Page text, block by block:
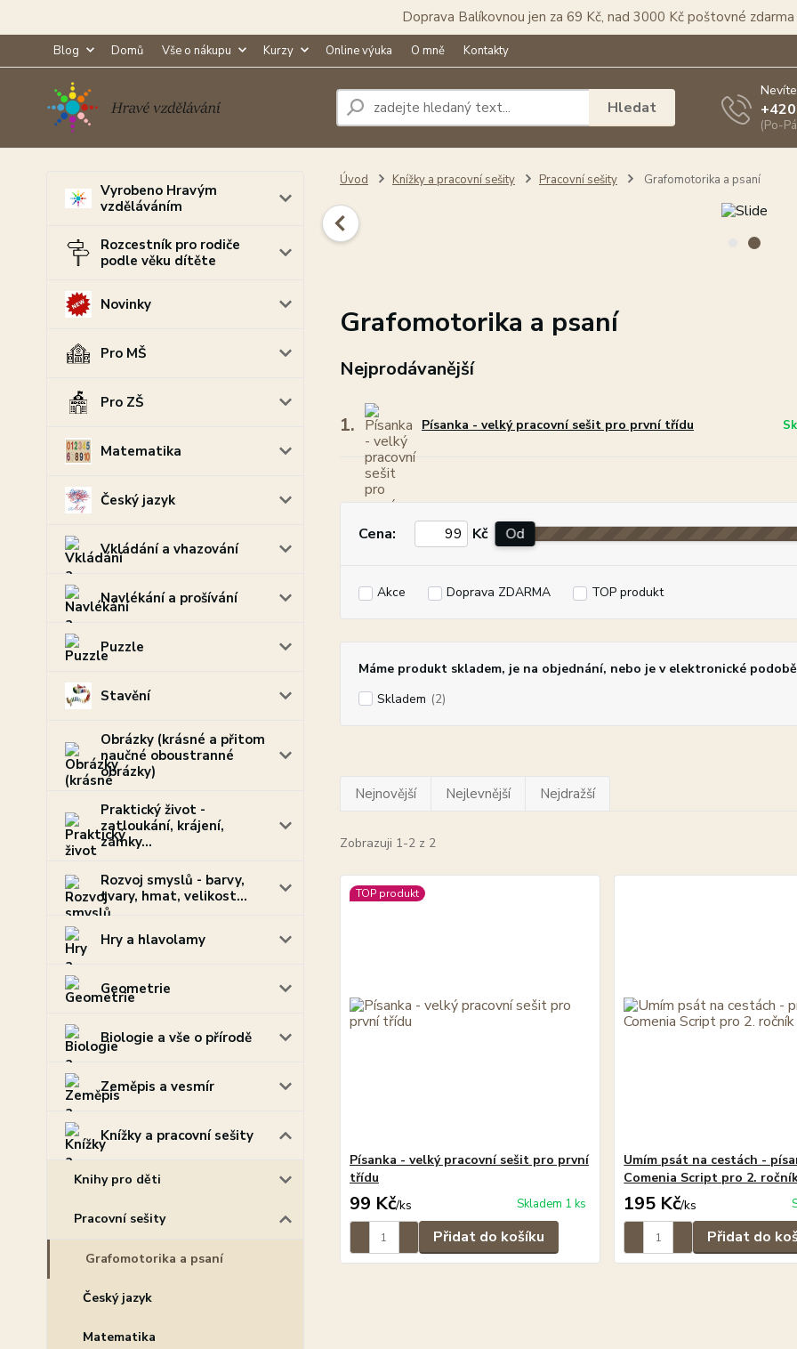
Doprava Balíkovnou jen za 69 Kč, nad 3000 Kč poštovné zdarma
Blog Domů Vše o nákupu Kurzy Online výuka O mně Kontakty
Hledat
(Po-
Vyrobeno Hravým
vzděláváním
Rozcestník pro rodiče
podle věku dítěte
Novinky
Pro MŠ
Pro ZŠ
Matematika
Český jazyk
Vkládání a vhazování
Navlékání a prošívání
Puzzle
Stavění
Obrázky (krásné a přitom
naučné oboustranné
obrázky)
Praktický život -
zatloukání, krájení,
zámky...
Rozvoj smyslů - barvy,
tvary, hmat, velikost...
Hry a hlavolamy
Geometrie
Biologie a vše o přírodě
Zeměpis a vesmír
Knížky a pracovní sešity
Knihy pro děti
Pracovní sešity
Grafomotorika a psaní
Český jazyk
Matematika
Úvod Knížky a pracovní sešity Pracovní sešity Grafomotorika a psaní
Grafomotorika a psaní
Nejprodávanější
1. Písanka - velký pracovní sešit pro první třídu
Cena: Kč Od
Akce Doprava ZDARMA TOP produkt
Máme produkt skladem, je na objednání, nebo je v elektronické
Skladem (2)
Nejnovější Nejlevnější Nejdražší
Zobrazuji 1-2 z 2
TOP produkt
Písanka - velký pracovní sešit pro první
třídu
99 Kč/ks Skladem 1 ks
Přidat do košíku
Umím psát na cestách -
Comenia Script pro 2.
195 Kč/ks
Přidat do